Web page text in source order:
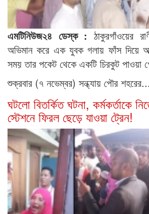
এমটিনিউজ২৪ ডেস্ক : ঠাকুরগাঁওয়ের
অভিমান করে এক যুবক গলায় ফাঁস দিয়ে
সময় তার পকেট থেকে একটি চিরকুট পাওয়া
শুক্রবার (৭ নভেম্বর) সন্ধ্যায় পৌর শহরের...
ঘটলো বিতর্কিত ঘটনা, কর্মকর্তাকে
স্টেশনে ফিরল ছেড়ে যাওয়া ট্রেন!